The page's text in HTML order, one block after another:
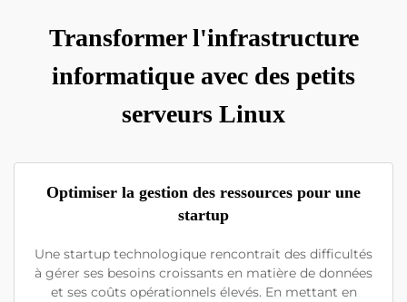
Transformer l'infrastructure
informatique avec des petits
serveurs Linux
Optimiser la gestion des ressources pour une
startup
Une startup technologique rencontrait des difficultés
à gérer ses besoins croissants en matière de données
et ses coûts opérationnels élevés. En mettant en